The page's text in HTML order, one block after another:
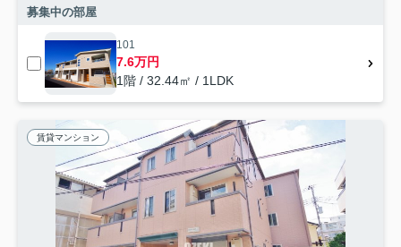
募集中の部屋
101
7.6万円
1階 / 32.44㎡ / 1LDK
賃貸マンション